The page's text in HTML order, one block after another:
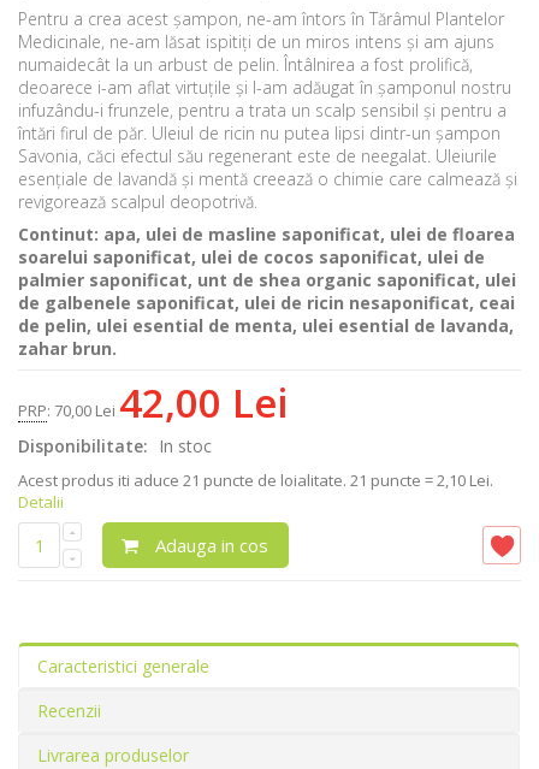
Pentru a crea acest șampon, ne-am întors în Tărâmul Plantelor
Medicinale, ne-am lăsat ispitiți de un miros intens și am ajuns
numaidecât la un arbust de pelin. Întâlnirea a fost prolifică,
deoarece i-am aflat virtuțile și l-am adăugat în șamponul nostru
infuzându-i frunzele, pentru a trata un scalp sensibil și pentru a
întări firul de păr. Uleiul de ricin nu putea lipsi dintr-un șampon
Savonia, căci efectul său regenerant este de neegalat. Uleiurile
esențiale de lavandă și mentă creează o chimie care calmează și
revigorează scalpul deopotrivă.
Continut: apa, ulei de masline saponificat, ulei de floarea
soarelui saponificat, ulei de cocos saponificat, ulei de
palmier saponificat, unt de shea organic saponificat, ulei
de galbenele saponificat, ulei de ricin nesaponificat, ceai
de pelin, ulei esential de menta, ulei esential de lavanda,
zahar brun.
PRP: 70,00 Lei 42,00 Lei
Disponibilitate: In stoc
Acest produs iti aduce 21 puncte de loialitate. 21 puncte = 2,10 Lei.
Detalii
Adauga in cos
Caracteristici generale
Recenzii
Livrarea produselor